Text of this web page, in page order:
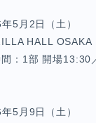
5月2日（土）
HALL OSAKA
間：1部 開場
5月9日（土）